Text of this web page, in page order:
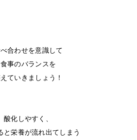
合わせを意識して
食事のバランスを
ていきましょう！
酸化しやすく、
と栄養が流れ出てしまう